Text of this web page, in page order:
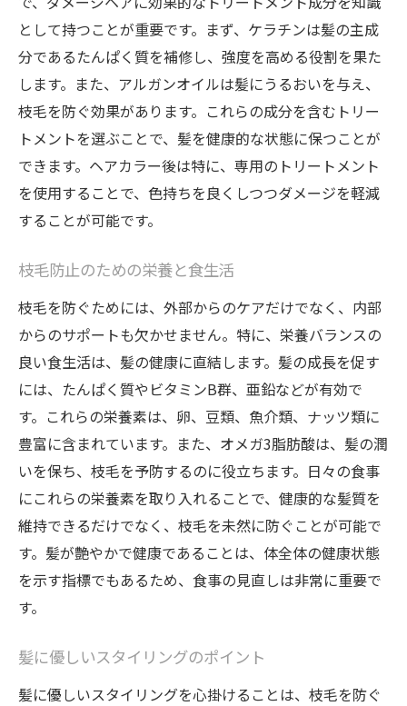
として持つことが重要です。まず、ケラチンは髪の主成
分であるたんぱく質を補修し、強度を高める役割を果た
します。また、アルガンオイルは髪にうるおいを与え、
枝毛を防ぐ効果があります。これらの成分を含むトリー
トメントを選ぶことで、髪を健康的な状態に保つことが
できます。ヘアカラー後は特に、専用のトリートメント
を使用することで、色持ちを良くしつつダメージを軽減
することが可能です。
枝毛防止のための栄養と食生活
枝毛を防ぐためには、外部からのケアだけでなく、内部
からのサポートも欠かせません。特に、栄養バランスの
良い食生活は、髪の健康に直結します。髪の成長を促す
には、たんぱく質やビタミンB群、亜鉛などが有効で
す。これらの栄養素は、卵、豆類、魚介類、ナッツ類に
豊富に含まれています。また、オメガ3脂肪酸は、髪の潤
いを保ち、枝毛を予防するのに役立ちます。日々の食事
にこれらの栄養素を取り入れることで、健康的な髪質を
維持できるだけでなく、枝毛を未然に防ぐことが可能で
す。髪が艶やかで健康であることは、体全体の健康状態
を示す指標でもあるため、食事の見直しは非常に重要で
す。
髪に優しいスタイリングのポイント
髪に優しいスタイリングを心掛けることは、枝毛を防ぐ